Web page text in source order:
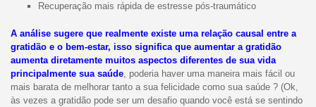
Recuperação mais rápida de estresse pós-traumático
A análise sugere que realmente existe uma relação causal entre a
gratidão e o bem-estar, isso significa que aumentar a gratidão
aumenta diretamente muitos aspectos diferentes de sua vida
principalmente sua saúde, poderia haver uma maneira mais fácil ou
mais barata de melhorar tanto a sua felicidade como sua saúde ? (Ok,
às vezes a gratidão pode ser um desafio quando você está se sentindo